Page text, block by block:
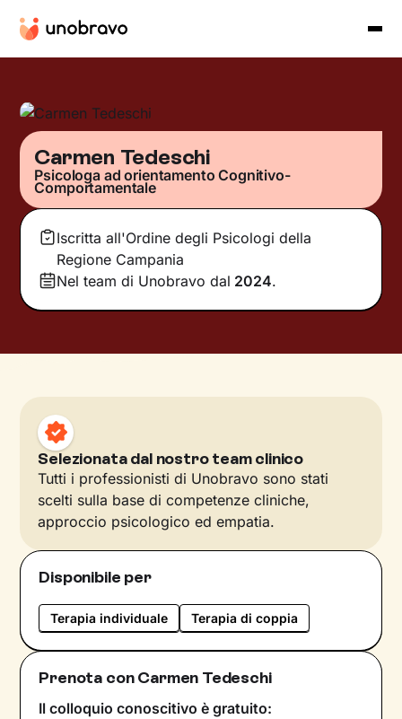
Carmen Tedeschi
Psicologa ad orientamento Cognitivo-
Comportamentale
Iscritta all'Ordine degli Psicologi della
Regione Campania
Nel team di Unobravo dal 2024.
Selezionata dal nostro team clinico
Tutti i professionisti di Unobravo sono stati
scelti sulla base di competenze cliniche,
approccio psicologico ed empatia.
Disponibile per
Terapia individuale Terapia di coppia
Prenota con Carmen Tedeschi
Il colloquio conoscitivo è gratuito: